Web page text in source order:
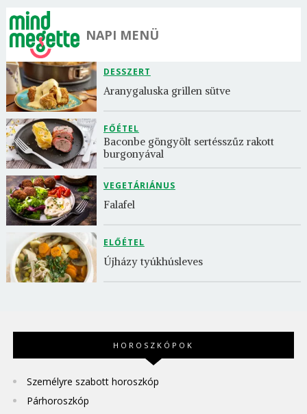
NAPI MENÜ
DESSZERT
Aranygaluska grillen sütve
FŐÉTEL
Baconbe göngyölt sertésszűz rakott
burgonyával
VEGETÁRIÁNUS
Falafel
ELŐÉTEL
Újházy tyúkhúsleves
HOROSZKÓPOK
Személyre szabott horoszkóp
Párhoroszkóp